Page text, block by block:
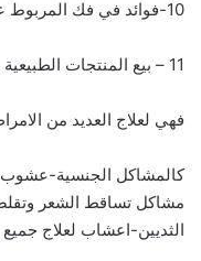
10-فوائد في فك المربوط عن زوجتك
11 – بيع المنتجات الطبيعية والزيوت المستخلصة منها
فهي لعلاج العديد من
كالمشاكل الجنسية-
مشاكل تساقط الشعر
الثديين-اعشاب لعلاج